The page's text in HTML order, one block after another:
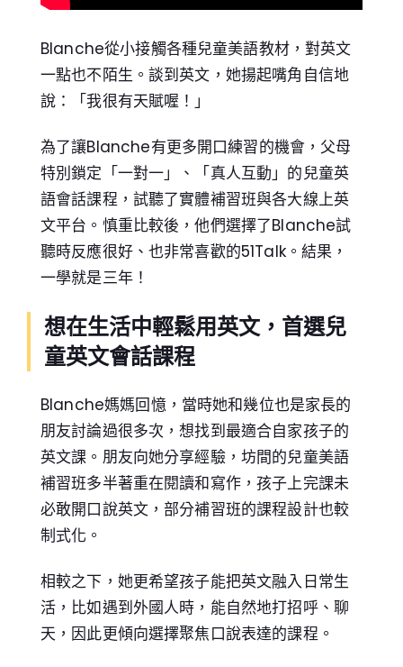
Blanche從小接觸各種兒童美語教材，對英文
一點也不陌生。談到英文，她揚起嘴角自信地
說：「我很有天賦喔！」
為了讓Blanche有更多開口練習的機會，父母
特別鎖定「一對一」、「真人互動」的兒童英
語會話課程，試聽了實體補習班與各大線上英
文平台。慎重比較後，他們選擇了Blanche試
聽時反應很好、也非常喜歡的51Talk。結果，
一學就是三年！
想在生活中輕鬆用英文，首選兒
童英文會話課程
Blanche媽媽回憶，當時她和幾位也是家長的
朋友討論過很多次，想找到最適合自家孩子的
英文課。朋友向她分享經驗，坊間的兒童美語
補習班多半著重在閱讀和寫作，孩子上完課未
必敢開口說英文，部分補習班的課程設計也較
制式化。
相較之下，她更希望孩子能把英文融入日常生
活，比如遇到外國人時，能自然地打招呼、聊
天，因此更傾向選擇聚焦口說表達的課程。